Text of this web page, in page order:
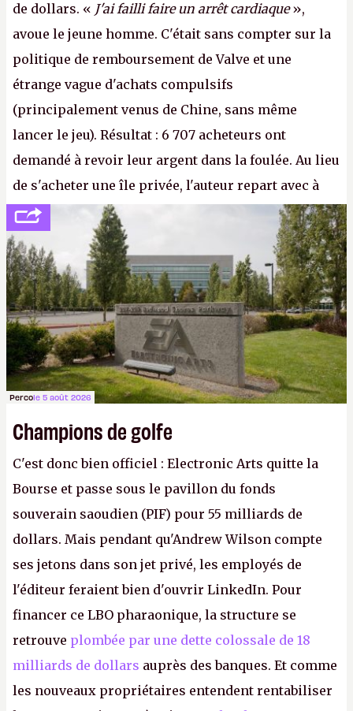
de dollars. « J'ai failli faire un arrêt cardiaque»,
avoue le jeune homme. C'était sans compter sur la
politique de remboursement de Valve et une
étrange vague d'achats compulsifs
(principalement venus de Chine, sans même
lancer le jeu). Résultat : 6 707 acheteurs ont
demandé à revoir leur argent dans la foulée. Au lieu
de s'acheter une île privée, l'auteur repart avec à
peine 2 000 dollars en poche. C'est toujours plus
cher payé que le temps passé à dev, mais ça
apprendra aux petits malins qu'on ne braque pas
Gabe Newell aussi facilement.P.
Percole 5 août 2026
Champions de golfe
C'est donc bien officiel : Electronic Arts quitte la
Bourse et passe sous le pavillon du fonds
souverain saoudien (PIF) pour 55 milliards de
dollars. Mais pendant qu'Andrew Wilson compte
ses jetons dans son jet privé, les employés de
l'éditeur feraient bien d'ouvrir LinkedIn. Pour
financer ce LBO pharaonique, la structure se
retrouve plombée par une dette colossale de 18
milliards de dollars auprès des banques. Et comme
les nouveaux propriétaires entendent rentabiliser